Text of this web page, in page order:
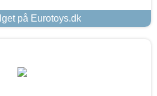
på Eurotoys.dk